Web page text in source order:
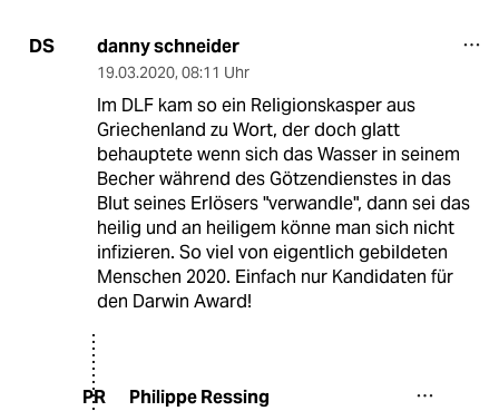
DS danny schneider
19.03.2020, 08:11 Uhr
Im DLF kam so ein Religionskasper aus
Griechenland zu Wort, der doch glatt
behauptete wenn sich das Wasser in seinem
Becher während des Götzendienstes in das
Blut seines Erlösers "verwandle", dann sei das
heilig und an heiligem könne man sich nicht
infizieren. So viel von eigentlich gebildeten
Menschen 2020. Einfach nur Kandidaten für
den Darwin Award!
PR Philippe Ressing